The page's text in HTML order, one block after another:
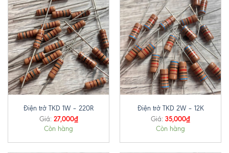
Điện trở TKD 1W – 220R
Giá: 27,000₫
Còn hàng
Điện trở TKD 2W – 12K
Giá: 35,000₫
Còn hàng